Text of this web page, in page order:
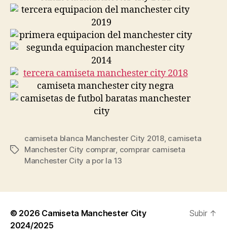
Etiquetas
camiseta blanca Manchester City 2018, camiseta
Manchester City comprar, comprar camiseta
Manchester City a por la 13
© 2026 Camiseta Manchester City
2024/2025
Subir ↑